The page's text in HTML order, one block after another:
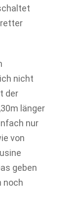
nicht
der
länger
nur
von
geben
noch